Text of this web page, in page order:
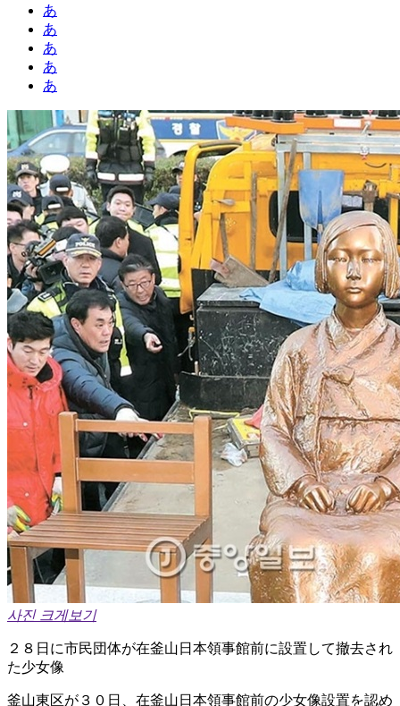
あ
あ
あ
あ
あ
사진 크게보기
２８日に市民団体が在釜山日本領事館前に設置して撤去され
た少女像
釜山東区が３０日、在釜山日本領事館前の少女像設置を認め